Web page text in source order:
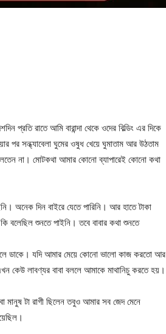
প্রতি রাতে আমি বারান্দা থেকে ওদের বিল্ডিং এর দিকে
পর সন্ধ্যাবেলা ঘুমের ওষুধ খেয়ে ঘুমাতাম আর উঠতাম
না। মোটকথা আমার কোনো ব্যাপারেই কোনো কথা
অনেক দিন বাইরে যেতে পারিনি। আর হাতে টাকা
বলেছিল শুনতে পাইনি। তবে বাবার কথা শুনতে
ডাকে। যদি আমার মেয়ে কোনো ভালো কাজ করতো আর
কেউ লাবণ্যর বাবা বললে আমাকে মাথানিচু করতে হয়।
মানুষ টা রাগী ছিলেন তবুও আমার সব জেদ মেনে